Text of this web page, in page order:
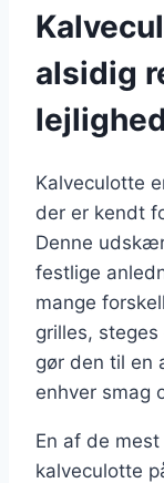
alsidig
lejlighed
Kalveculotte
der er kendt
Denne
festlige
mange
grilles,
gør den til en
enhver smag
En af de
kalveculotte